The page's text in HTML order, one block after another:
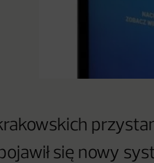
się nowy